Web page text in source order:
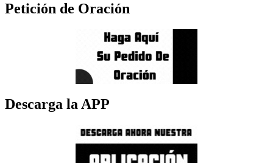
Petición de Oración
Descarga la APP